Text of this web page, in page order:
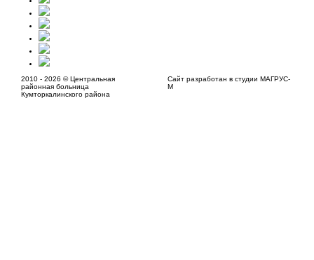
2010 - 2026 © Центральная
районная больница
Кумторкалинского района
Сайт разработан в студии МАГРУС-
М